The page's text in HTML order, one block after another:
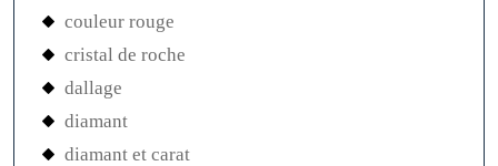
couleur rouge
cristal de roche
dallage
diamant
diamant et carat